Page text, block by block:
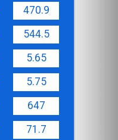
470.9
544.5
5.65
5.75
647
71.7